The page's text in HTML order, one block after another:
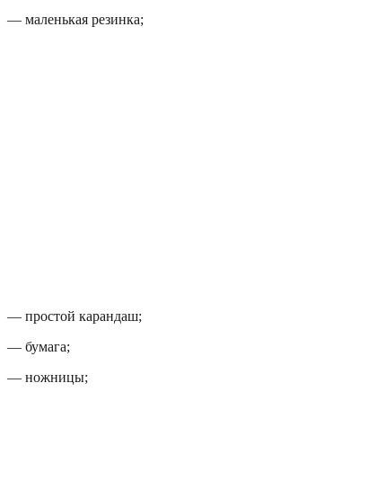
— маленькая резинка;
— простой карандаш;
— бумага;
— ножницы;